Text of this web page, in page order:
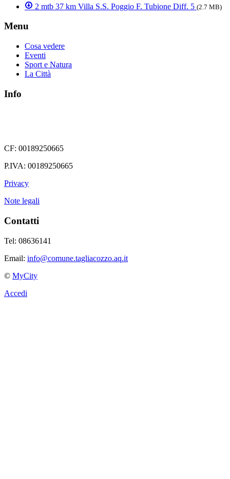
2 mtb 37 km Villa S.S. Poggio F. Tubione Diff. 5 (2.7 MB)
Menu
Cosa vedere
Eventi
Sport e Natura
La Città
Info
CF: 00189250665
P.IVA: 00189250665
Privacy
Note legali
Contatti
Tel: 08636141
Email: info@comune.tagliacozzo.aq.it
© MyCity
Accedi